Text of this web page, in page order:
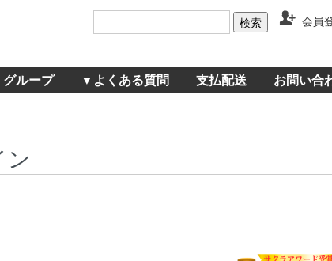
会員
ループ ▼よくある質問 支払配送 お問い合
ン